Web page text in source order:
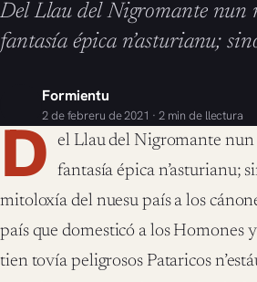
Del Llau del Nigromante nun
fantasía épica n’asturianu;
Formientu
2 de febreru de 2021 · 2 min de llectura
D el Llau del Nigromante nun
fantasía épica n’asturianu;
mitoloxía del nuesu país a los
país que domesticó a los Homones
tien tovía peligrosos Pataricos